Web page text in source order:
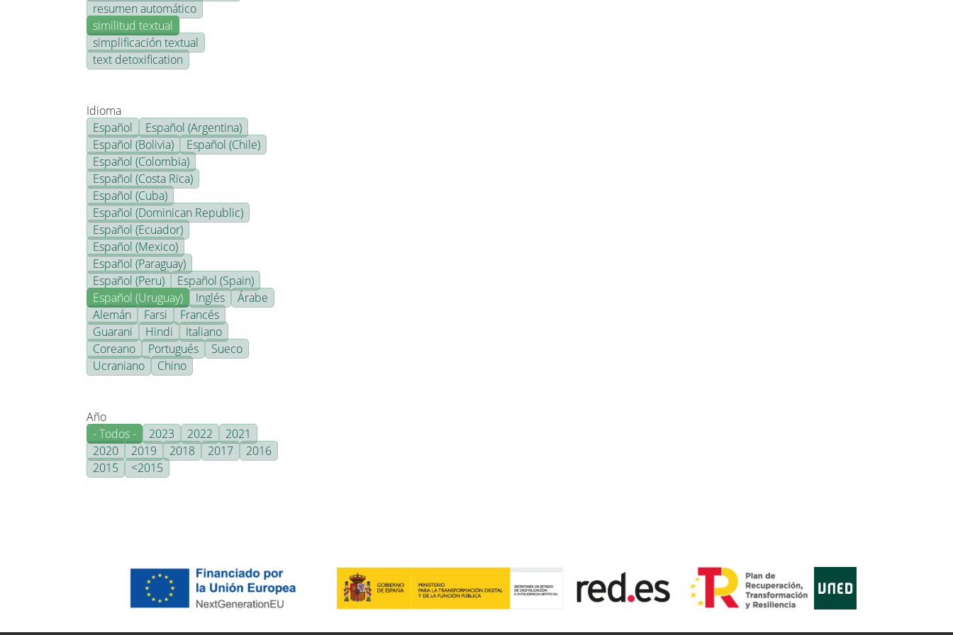
resumen automático
similitud textual
simplificación textual
text detoxification
Idioma
Español
Español (Argentina)
Español (Bolivia)
Español (Chile)
Español (Colombia)
Español (Costa Rica)
Español (Cuba)
Español (Dominican Republic)
Español (Ecuador)
Español (Mexico)
Español (Paraguay)
Español (Peru)
Español (Spain)
Español (Uruguay)
Inglés
Árabe
Alemán
Farsi
Francés
Guarani
Hindi
Italiano
Coreano
Portugués
Sueco
Ucraniano
Chino
Año
- Todos -
2023 2022
2021
2020
2019 2018 2017
2016
2015
<2015